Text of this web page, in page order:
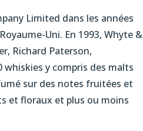
Limited dans les années
Uni. En 1993, Whyte &
Richard Paterson,
whiskies y compris des malts
sur des notes fruitées et
et floraux et plus ou moins